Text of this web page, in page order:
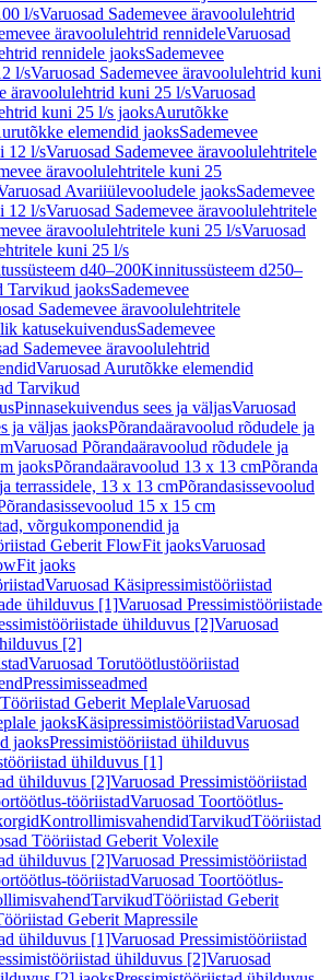
l/sVaruosad Sademevee äravoolulehtrid
äravoolulehtrid rennideleVaruosad
rennidele jaoksSademevee
l/sVaruosad Sademevee äravoolulehtrid kuni
äravoolulehtrid kuni 25 l/sVaruosad
kuni 25 l/s jaoksAurutõkke
elemendid jaoksSademevee
12 l/sVaruosad Sademevee äravoolulehtritele
äravoolulehtritele kuni 25
Avariiülevooludele jaoksSademevee
12 l/sVaruosad Sademevee äravoolulehtritele
äravoolulehtritele kuni 25 l/sVaruosad
kuni 25 l/s
d40–200Kinnitussüsteem d250–
Tarvikud jaoksSademevee
Sademevee äravoolulehtritele
katusekuivendusSademevee
Sademevee äravoolulehtrid
Varuosad Aurutõkke elemendid
Tarvikud
Pinnasekuivendus sees ja väljasVaruosad
ja väljas jaoksPõrandaäravoolud rõdudele ja
Varuosad Põrandaäravoolud rõdudele ja
jaoksPõrandaäravoolud 13 x 13 cmPõranda
terrassidele, 13 x 13 cmPõrandasissevoolud
15 x 15 cm
võrgukomponendid ja
Geberit FlowFit jaoksVaruosad
jaoks
Varuosad Käsipressimistööriistad
ühilduvus [1]Varuosad Pressimistööriistade
ühilduvus [2]Varuosad
[2]
Varuosad Torutöötlustööriistad
Pressimisseadmed
Tööriistad Geberit MeplaleVaruosad
jaoksKäsipressimistööriistadVaruosad
jaoksPressimistööriistad ühilduvus
ühilduvus [1]
ühilduvus [2]Varuosad Pressimistööriistad
tööriistadVaruosad Toortöötlus-
KontrollimisvahendidTarvikudTööriistad
Tööriistad Geberit Volexile
ühilduvus [2]Varuosad Pressimistööriistad
tööriistadVaruosad Toortöötlus-
TarvikudTööriistad Geberit
Geberit Mapressile
ühilduvus [1]Varuosad Pressimistööriistad
ühilduvus [2]Varuosad